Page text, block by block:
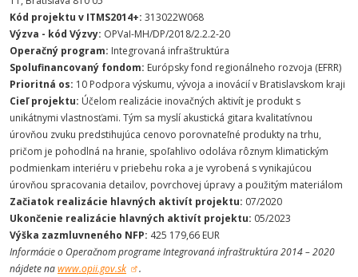
Kód projektu v ITMS2014+: 313022W068
Výzva - kód Výzvy: OPVaI-MH/DP/2018/2.2.2-20
Operačný program: Integrovaná infraštruktúra
Spolufinancovaný fondom: Európsky fond regionálneho rozvoja (EFRR)
Prioritná os: 10 Podpora výskumu, vývoja a inovácií v Bratislavskom kraji
Cieľ projektu: Účelom realizácie inovačných aktivít je produkt s
unikátnymi vlastnosťami. Tým sa myslí akustická gitara kvalitatívnou
úrovňou zvuku predstihujúca cenovo porovnateľné produkty na trhu,
pričom je pohodlná na hranie, spoľahlivo odoláva rôznym klimatickým
podmienkam interiéru v priebehu roka a je vyrobená s vynikajúcou
úrovňou spracovania detailov, povrchovej úpravy a použitým materiálom
Začiatok realizácie hlavných aktivít projektu: 07/2020
Ukončenie realizácie hlavných aktivít projektu: 05/2023
Výška zazmluvneného NFP: 425 179,66 EUR
Informácie o Operačnom programe Integrovaná infraštruktúra 2014 – 2020
nájdete nawww.opii.gov.sk .